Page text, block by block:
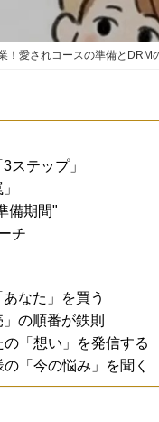
！愛されコースの準備とDRM
ステップ」
備期間"
チ
なた」を買う
の順番が鉄則
「想い」を発信する
「今の悩み」を聞く